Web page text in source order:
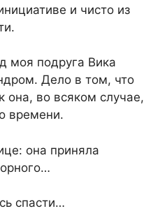
и чисто из
моя подруга Вика
Дело в том, что
она, во всяком случае,
времени.
она приняла
спасти…